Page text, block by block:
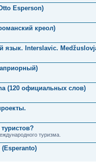
Esperson)
креол)
язык. Interslavic.
(120 официальных слов)
туризма.